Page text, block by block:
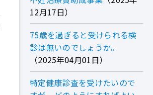
12月17日
75歳を過ぎると受けられる検
診は無いのでしょうか。
2025年04月01日
特定健康診査を受けたいので